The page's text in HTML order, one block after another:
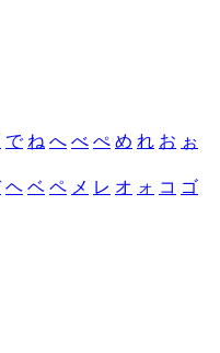
で ね へ べ ぺ め れ お ぉ
ヘ ベ ペ メ レ オ ォ コ ゴ